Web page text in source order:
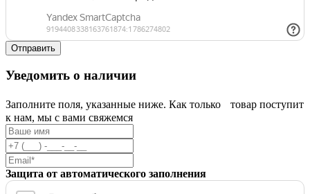
Уведомить о наличии
Заполните поля, указанные ниже. Как только товар поступит
к нам, мы с вами свяжемся
Защита от автоматического заполнения